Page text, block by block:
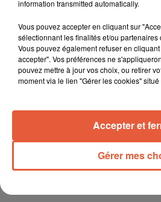
information transmitted automatically.
Vous pouvez accepter en cliquant sur
sélectionnant les finalités et/ou partenaires
Vous pouvez également refuser en
accepter". Vos préférences ne
pouvez mettre à jour vos choix, ou retirer
moment via le lien "Gérer les cookies"
Gérer mes
Accepter et